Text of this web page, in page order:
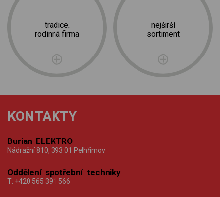
tradice,
rodinná firma
nejširší
sortiment
KONTAKTY
Burian ELEKTRO
Nádražní 810, 393 01 Pelhřimov
Oddělení spotřební techniky
T: +420 565 391 566